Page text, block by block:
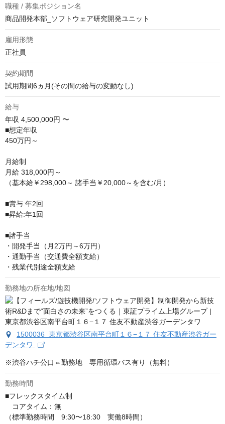
職種 / 募集ポジション名
商品開発本部_ソフトウェア研究開発ユニット
雇用形態
正社員
契約期間
試用期間6ヵ月(その間の給与の変動なし)
給与
年収 4,500,000円 〜
■想定年収
450万円～
月給制
月給 318,000円～
（基本給￥298,000～ 諸手当￥20,000～を含む/月）
■賞与:年2回
■昇給:年1回
■諸手当
・開発手当（月2万円～6万円）
・通勤手当（交通費全額支給）
・残業代別途全額支給
勤務地の所在地/地図
1500036 東京都渋谷区南平台町１６−１７ 住友不動産渋谷ガー
デンタワ
※渋谷ハチ公口⇔勤務地　専用循環バス有り（無料）
勤務時間
■フレックスタイム制
コアタイム：無
（標準勤務時間　9:30〜18:30　実働8時間）